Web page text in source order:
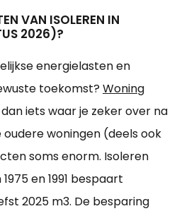
VAN ISOLEREN IN
2026)?
energielasten en
toekomst? Woning
dan iets waar je zeker over na
oudere woningen (deels ook
soms enorm. Isoleren
en 1991 bespaart
2025 m3. De besparing